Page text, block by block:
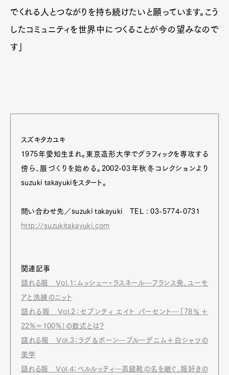
でくれる人とつながりを持ち続けたいと願っています。こう
したコミュニティを世界中につくることが今の望みなので
す」
スズキタカユキ
1975年愛知生まれ。東京造形大学でグラフィックを専攻する
傍ら、服づくりを始める。2002-03年秋冬コレクションより
suzuki takayukiをスタート。
問い合わせ先／suzuki takayuki TEL : 03-5774-0731
http://suzukitakayuki.com
関連記事
語れる服 Vol.1：ムッシュー・ラスネール―フランス発、ユーモ
アと洗練のニット
語れる服 Vol.2：セブンティ エイト パーセント―「78％＋
22%＝100%」の数式とは？
語れる服 Vol.3：ラグ＆ボーン―ブルーデニム＋白シャツの
美学
語れる服 Vol.4：ベルルッティ―高級靴の名を継ぐ、服好きの